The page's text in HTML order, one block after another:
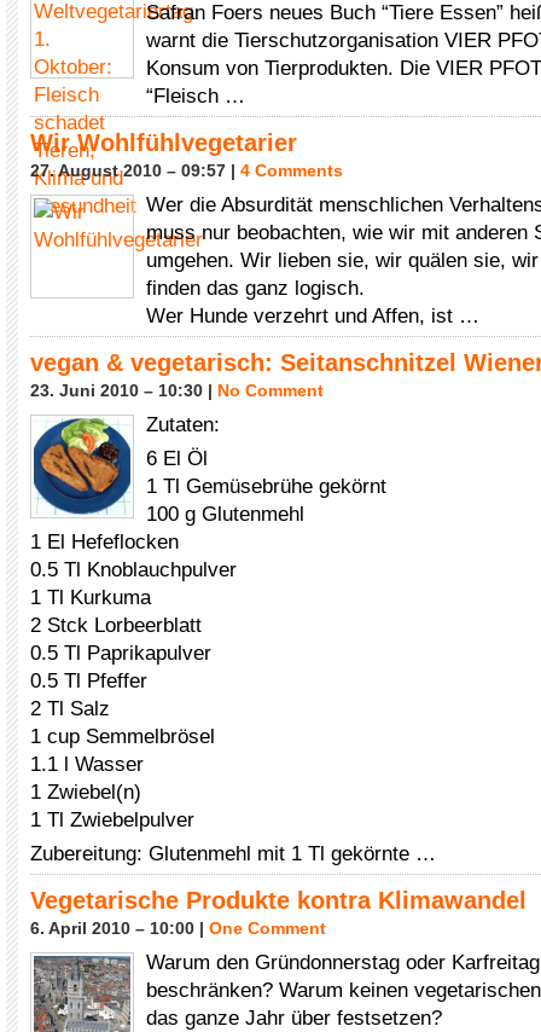
Safran Foers neues Buch “Tiere Essen”
warnt die Tierschutzorganisation VIER
Konsum von Tierprodukten. Die VIER
“Fleisch …
Wir Wohlfühlvegetarier
27. August 2010 – 09:57 | 4 Comments
Wer die Absurdität menschlichen
muss nur beobachten, wie wir mit anderen
umgehen. Wir lieben sie, wir quälen sie,
finden das ganz logisch.
Wer Hunde verzehrt und Affen, ist …
vegan & vegetarisch: Seitanschnitzel
23. Juni 2010 – 10:30 | No Comment
Zutaten:
6 El Öl
1 Tl Gemüsebrühe gekörnt
100 g Glutenmehl
1 El Hefeflocken
0.5 Tl Knoblauchpulver
1 Tl Kurkuma
2 Stck Lorbeerblatt
0.5 Tl Paprikapulver
0.5 Tl Pfeffer
2 Tl Salz
1 cup Semmelbrösel
1.1 l Wasser
1 Zwiebel(n)
1 Tl Zwiebelpulver
Zubereitung: Glutenmehl mit 1 Tl gekörnte …
Vegetarische Produkte kontra Klimawandel
6. April 2010 – 10:00 | One Comment
Warum den Gründonnerstag oder
beschränken? Warum keinen
das ganze Jahr über festsetzen?